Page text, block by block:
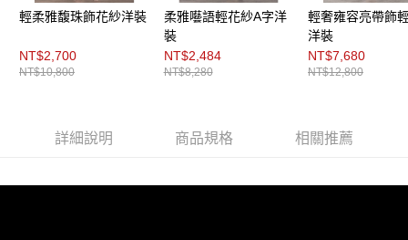
任。
４．使用「AFTEE先享後付」時，將依據個別帳號之用戶狀況，依本公司即
時審查核予不同之上限額度；若仍有額度不足之情形，本公司將視審查結果
請求用戶進行身份認證。
５．嚴禁一人註冊多個帳號或使用他人資訊註冊。若發現惡意使用之情形，
免運費
輕柔雅馥珠飾花紗洋裝
NT$2,700
NT$10,800
柔雅囈語輕花紗A字洋
裝
NT$2,484
NT$8,280
輕奢雍容亮帶飾
洋裝
NT$7,680
NT$12,800
詳細說明 商品規格 相關推薦